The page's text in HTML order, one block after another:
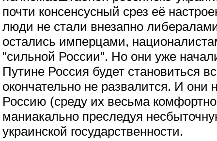
почти консенсусный срез её
люди не стали внезапно
остались имперцами,
"сильной России". Но они уже
Путине Россия будет становиться
окончательно не развалится. И они
Россию (среду их весьма
маниакально преследуя
украинской государственности.